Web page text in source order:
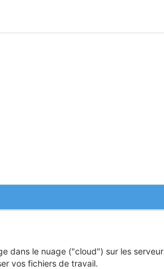
dans le nuage ("cloud") sur les
vos fichiers de travail.